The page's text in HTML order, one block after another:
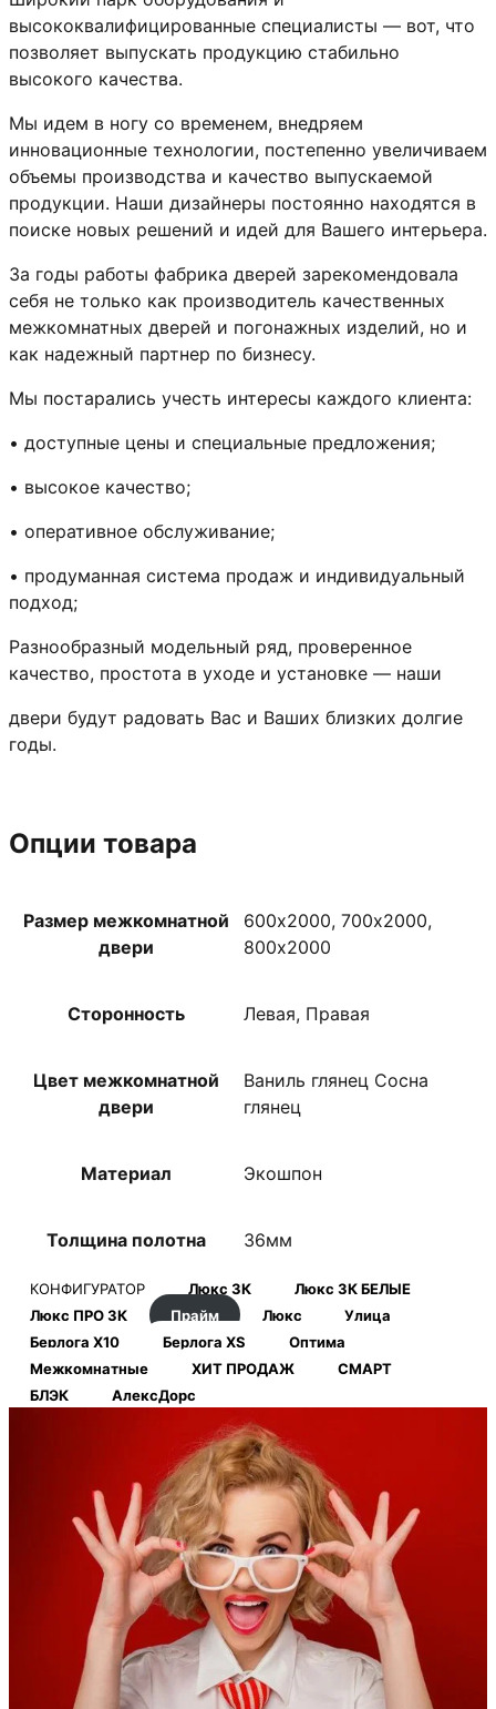
высококвалифицированные специалисты — вот, что
позволяет выпускать продукцию стабильно
высокого качества.
Мы идем в ногу со временем, внедряем
инновационные технологии, постепенно увеличиваем
объемы производства и качество выпускаемой
продукции. Наши дизайнеры постоянно находятся в
поиске новых решений и идей для Вашего интерьера.
За годы работы фабрика дверей зарекомендовала
себя не только как производитель качественных
межкомнатных дверей и погонажных изделий, но и
как надежный партнер по бизнесу.
Мы постарались учесть интересы каждого клиента:
• доступные цены и специальные предложения;
• высокое качество;
• оперативное обслуживание;
• продуманная система продаж и индивидуальный
подход;
Разнообразный модельный ряд, проверенное
качество, простота в уходе и установке — наши
двери будут радовать Вас и Ваших близких долгие
годы.
Опции товара
Размер межкомнатной
двери
600х2000, 700х2000,
800х2000
Сторонность Левая, Правая
Цвет межкомнатной
двери
Ваниль глянец Сосна
глянец
Материал Экошпон
Толщина полотна 36мм
КОНФИГУРАТОР Люкс 3К
Люкс 3К БЕЛЫЕ
Люкс ПРО 3К
Прайм Люкс
Улица
Берлога Х10
Берлога XS
Оптима
Межкомнатные
ХИТ ПРОДАЖ
СМАРТ
БЛЭК
АлексДорс